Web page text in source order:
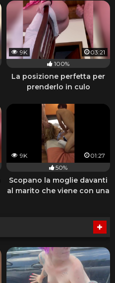
9K
03:21
100%
La posizione perfetta per
prenderlo in culo
9K
01:27
50%
Scopano la moglie davanti
al marito che viene con una